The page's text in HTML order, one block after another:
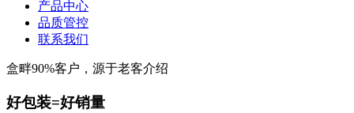
产品中心
品质管控
联系我们
盒畔90%客户，源于老客介绍
好包装=好销量